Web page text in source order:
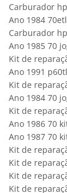
Carburador
Ano 1984
Carburador
Ano 1985 70
Kit de
Ano 1991
Kit de
Ano 1984 70
Kit de
Ano 1986 70
Ano 1987 70
Kit de
Kit de
Kit de
Kit de